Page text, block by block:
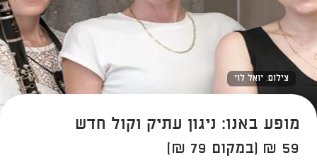
צילום: יואל לוי
מופע באנו: ניגון עתיק וקול חדש
59 ₪ (במקום 79 ₪)